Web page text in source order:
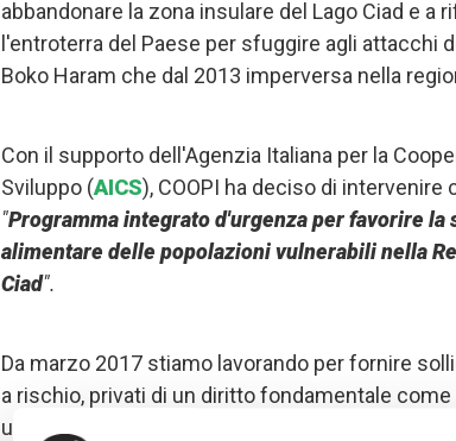
abbandonare la zona insulare del Lago Ciad e a
l'entroterra del Paese per sfuggire agli attacchi
Boko Haram che dal 2013 imperversa nella
Con il supporto dell'Agenzia Italiana per la
Sviluppo (AICS), COOPI ha deciso di intervenire
"Programma integrato d'urgenza per favorire la
alimentare delle popolazioni vulnerabili nella
Ciad".
Da marzo 2017 stiamo lavorando per fornire
a rischio, privati di un diritto fondamentale come
un'adeguata nutrizione. Il progetto si occupa in